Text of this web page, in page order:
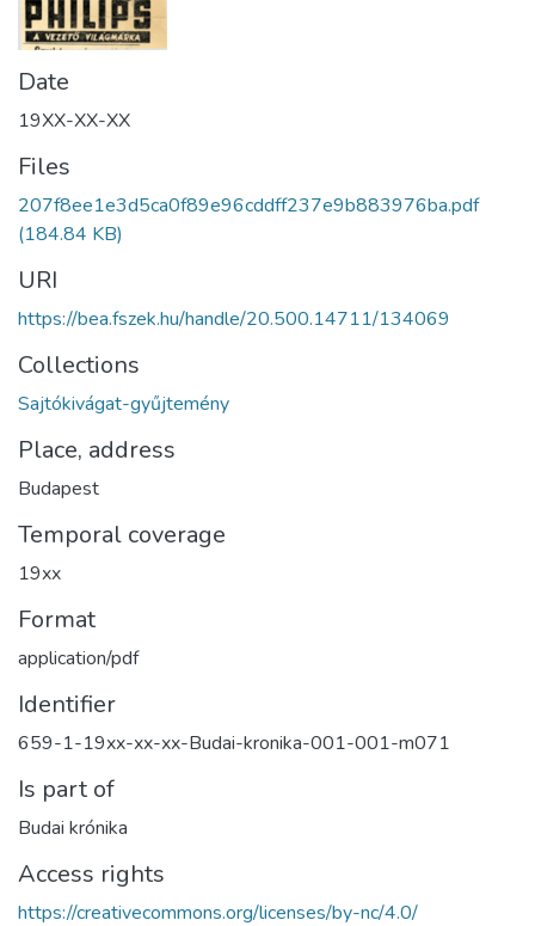
Date
19XX-XX-XX
Files
207f8ee1e3d5ca0f89e96cddff237e9b883976ba.pdf
(184.84 KB)
URI
https://bea.fszek.hu/handle/20.500.14711/134069
Collections
Sajtókivágat-gyűjtemény
Place, address
Budapest
Temporal coverage
19xx
Format
application/pdf
Identifier
659-1-19xx-xx-xx-Budai-kronika-001-001-m071
Is part of
Budai krónika
Access rights
https://creativecommons.org/licenses/by-nc/4.0/